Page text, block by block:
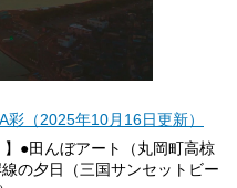
彩（2025年10月16日更新）
】●田んぼアート（丸岡町高椋
の夕日（三国サンセットビー